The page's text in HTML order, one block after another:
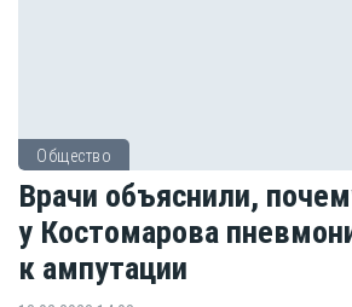
Общество
Врачи объяснили,
у Костомарова
к ампутации